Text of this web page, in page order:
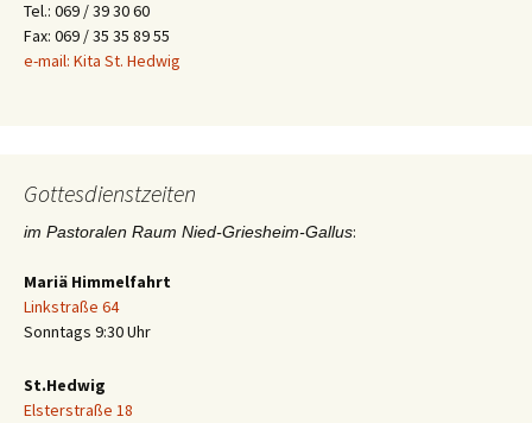
Tel.: 069 / 39 30 60
Fax: 069 / 35 35 89 55
e-mail: Kita St. Hedwig
Gottesdienstzeiten
im Pastoralen Raum Nied-Griesheim-Gallus:
Mariä Himmelfahrt
Linkstraße 64
Sonntags 9:30 Uhr
St.Hedwig
Elsterstraße 18